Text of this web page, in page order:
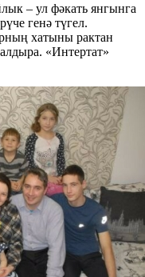
– ул фәкать янгынга
генә түгел.
хатыны рактан
«Интертат»